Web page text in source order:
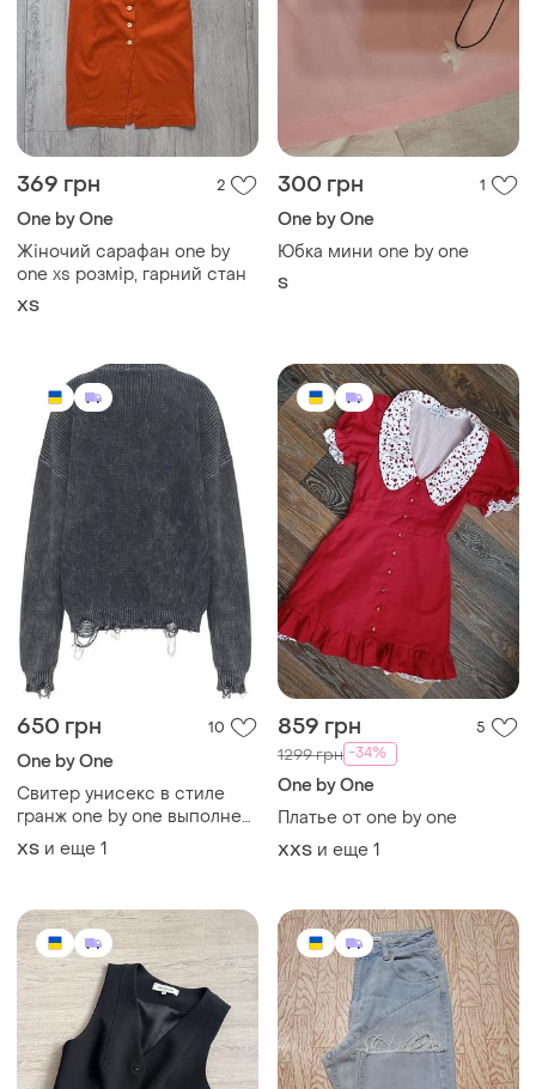
369 грн 2
One by One
Жіночий сарафан one by
one xs розмір, гарний стан
ХS
300 грн 1
One by One
Юбка мини one by one
S
650 грн 10
One by One
Свитер унисекс в стиле
гранж one by one выполнен
в трендовом сером цвете с
эффектом «вареного»
свитшот кофта
ХS и еще 1
859 грн 5
1299 грн -34%
One by One
Платье от one by one
XХS и еще 1